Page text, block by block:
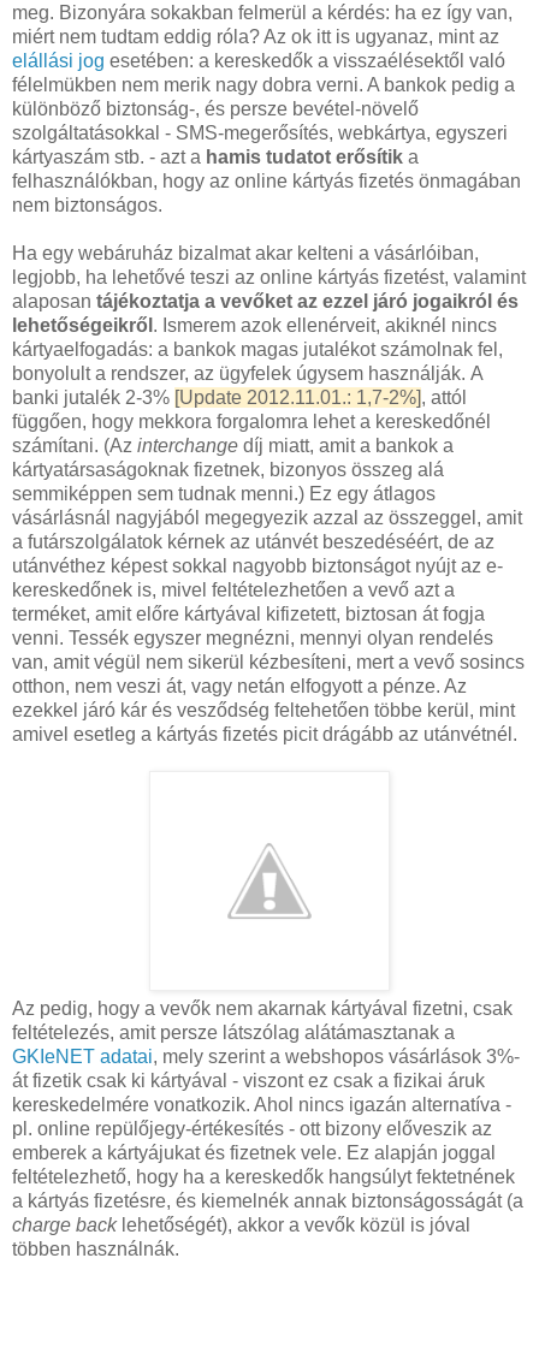
meg. Bizonyára sokakban felmerül a kérdés: ha ez így van,
miért nem tudtam eddig róla? Az ok itt is ugyanaz, mint az
elállási jog esetében: a kereskedők a visszaélésektől való
félelmükben nem merik nagy dobra verni. A bankok pedig a
különböző biztonság-, és persze bevétel-növelő
szolgáltatásokkal - SMS-megerősítés, webkártya, egyszeri
kártyaszám stb. - azt a hamis tudatot erősítik a
felhasználókban, hogy az online kártyás fizetés önmagában
nem biztonságos.
Ha egy webáruház bizalmat akar kelteni a vásárlóiban,
legjobb, ha lehetővé teszi az online kártyás fizetést, valamint
alaposan tájékoztatja a vevőket az ezzel járó jogaikról és
lehetőségeikről . Ismerem azok ellenérveit, akiknél nincs
kártyaelfogadás: a bankok magas jutalékot számolnak fel,
bonyolult a rendszer, az ügyfelek úgysem használják. A
banki jutalék 2-3% [Update 2012.11.01.: 1,7-2%], attól
függően, hogy mekkora forgalomra lehet a kereskedőnél
számítani. (Az interchange díj miatt, amit a bankok a
kártyatársaságoknak fizetnek, bizonyos összeg alá
semmiképpen sem tudnak menni.) Ez egy átlagos
vásárlásnál nagyjából megegyezik azzal az összeggel, amit
a futárszolgálatok kérnek az utánvét beszedéséért, de az
utánvéthez képest sokkal nagyobb biztonságot nyújt az e-
kereskedőnek is, mivel feltételezhetően a vevő azt a
terméket, amit előre kártyával kifizetett, biztosan át fogja
venni. Tessék egyszer megnézni, mennyi olyan rendelés
van, amit végül nem sikerül kézbesíteni, mert a vevő sosincs
otthon, nem veszi át, vagy netán elfogyott a pénze. Az
ezekkel járó kár és vesződség feltehetően többe kerül, mint
amivel esetleg a kártyás fizetés picit drágább az utánvétnél.
Az pedig, hogy a vevők nem akarnak kártyával fizetni, csak
feltételezés, amit persze látszólag alátámasztanak a
GKIeNET adatai, mely szerint a webshopos vásárlások 3%-
át fizetik csak ki kártyával - viszont ez csak a fizikai áruk
kereskedelmére vonatkozik. Ahol nincs igazán alternatíva -
pl. online repülőjegy-értékesítés - ott bizony előveszik az
emberek a kártyájukat és fizetnek vele. Ez alapján joggal
feltételezhető, hogy ha a kereskedők hangsúlyt fektetnének
a kártyás fizetésre, és kiemelnék annak biztonságosságát (a
charge backlehetőségét), akkor a vevők közül is jóval
többen használnák.